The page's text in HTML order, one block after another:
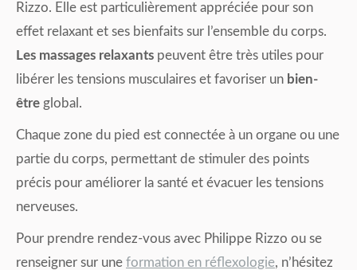
Rizzo. Elle est particulièrement appréciée pour son
effet relaxant et ses bienfaits sur l’ensemble du corps.
Les massages relaxants peuvent être très utiles pour
libérer les tensions musculaires et favoriser un bien-
être global.
Chaque zone du pied est connectée à un organe ou une
partie du corps, permettant de stimuler des points
précis pour améliorer la santé et évacuer les tensions
nerveuses.
Pour prendre rendez-vous avec Philippe Rizzo ou se
renseigner sur une formation en réflexologie, n’hésitez